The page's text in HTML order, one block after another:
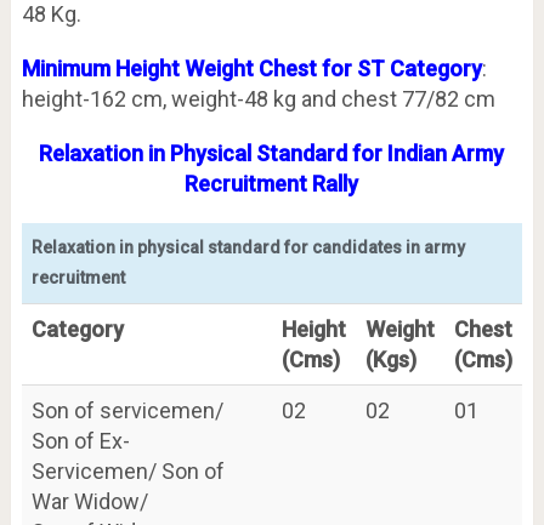
48 Kg.
Minimum Height Weight Chest for ST Category:
height-162 cm, weight-48 kg and chest 77/82 cm
Relaxation in Physical Standard for Indian Army
Recruitment Rally
Relaxation in physical standard for candidates in army
recruitment
Category
Height
(Cms)
Weight
(Kgs)
Chest
(Cms)
Son of servicemen/
Son of Ex-
Servicemen/ Son of
War Widow/
02 02 01